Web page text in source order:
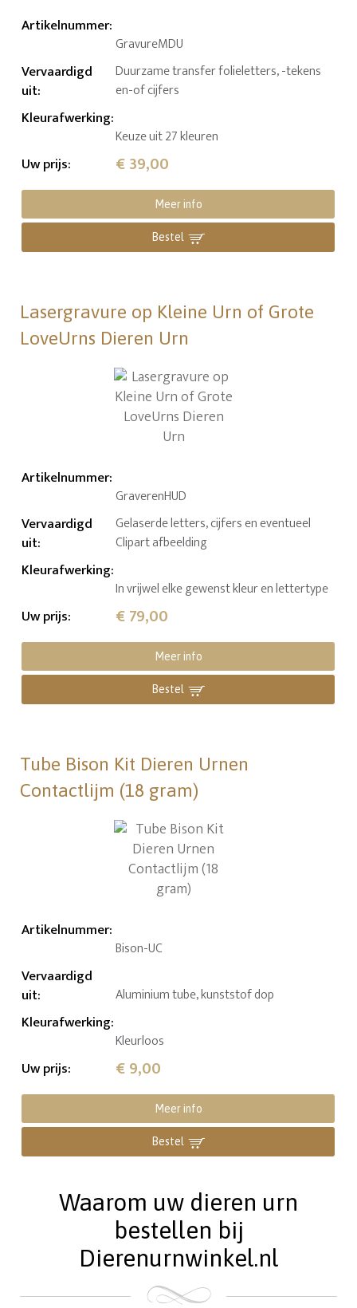
Artikelnummer:
GravureMDU
Vervaardigd
uit:
Duurzame transfer folieletters, -tekens
en-of cijfers
Kleurafwerking:
Keuze uit 27 kleuren
Uw prijs: € 39,00
Meer info
Bestel
Lasergravure op Kleine Urn of Grote
LoveUrns Dieren Urn
Artikelnummer:
GraverenHUD
Vervaardigd
uit:
Gelaserde letters, cijfers en eventueel
Clipart afbeelding
Kleurafwerking:
In vrijwel elke gewenst kleur en lettertype
Uw prijs: € 79,00
Meer info
Bestel
Tube Bison Kit Dieren Urnen
Contactlijm (18 gram)
Artikelnummer:
Bison-UC
Vervaardigd
uit: Aluminium tube, kunststof dop
Kleurafwerking:
Kleurloos
Uw prijs: € 9,00
Meer info
Bestel
Waarom uw dieren urn
bestellen bij
Dierenurnwinkel.nl